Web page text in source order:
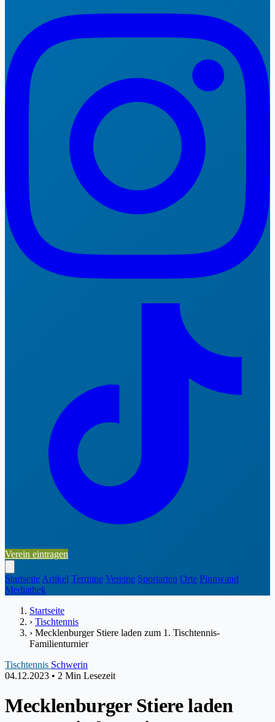
Verein eintragen
Startseite Artikel Termine Vereine Sportarten Orte Pinnwand
Mediathek
Startseite
› Tischtennis
› Mecklenburger Stiere laden zum 1. Tischtennis-
Familienturnier
Tischtennis Schwerin
04.12.2023 • 2 Min Lesezeit
Mecklenburger Stiere laden